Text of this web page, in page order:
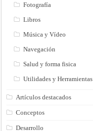
Fotografía
Libros
Música y Vídeo
Navegación
Salud y forma fisica
Utilidades y Herramientas
Artículos destacados
Conceptos
Desarrollo